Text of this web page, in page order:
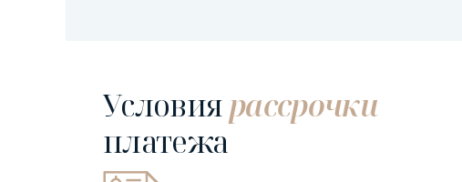
Условиярассрочки
платежа